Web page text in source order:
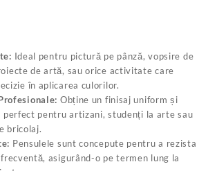
Ideal pentru pictură pe pânză, vopsire de
de artă, sau orice activitate care
în aplicarea culorilor.
Obține un finisaj uniform și
perfect pentru artizani, studenți la arte sau
bricolaj.
Pensulele sunt concepute pentru a rezista
asigurând-o pe termen lung la